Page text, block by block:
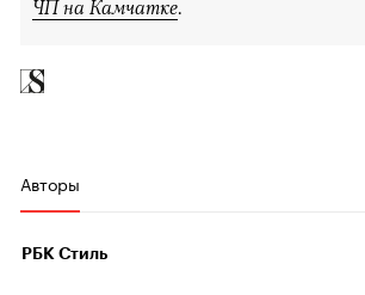
ЧП на Камчатке.
Авторы
РБК Стиль